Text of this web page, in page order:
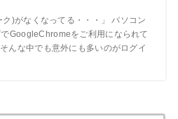
ク)がなくなってる・・・」 パソコン
GoogleChromeをご利用になられて
んな中でも意外にも多いのがログイ